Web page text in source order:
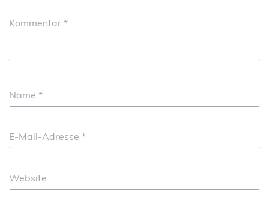
Kommentar *
Name *
E-Mail-Adresse *
Website